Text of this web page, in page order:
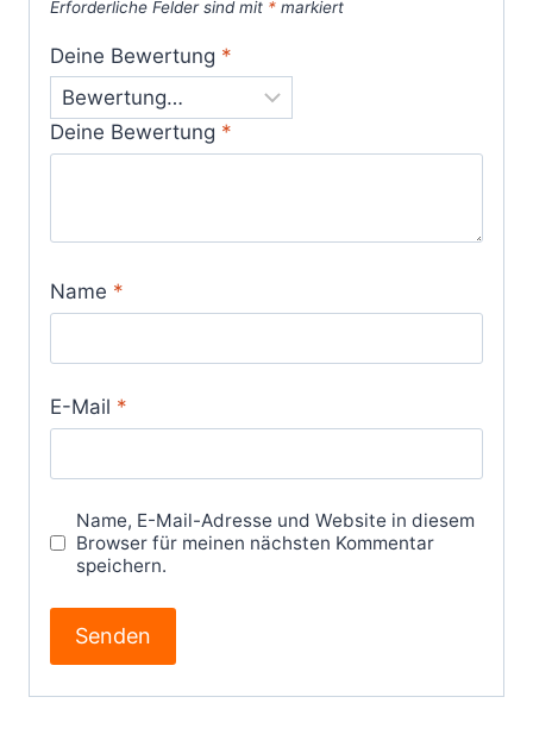
Erforderliche Felder sind mit * markiert
Deine Bewertung *
Deine Bewertung *
Name *
E-Mail *
Name, E-Mail-Adresse und Website in diesem
Browser für meinen nächsten Kommentar
speichern.